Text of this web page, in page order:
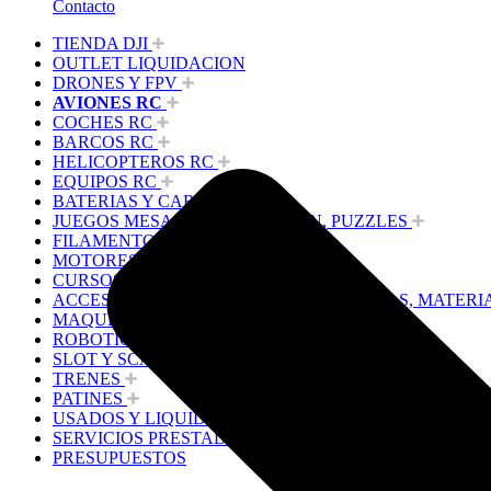
Contacto
TIENDA DJI
OUTLET LIQUIDACION
DRONES Y FPV
AVIONES RC
COCHES RC
BARCOS RC
HELICOPTEROS RC
EQUIPOS RC
BATERIAS Y CARGADORES
JUEGOS MESA, CONSTRUCCION, PUZZLES
FILAMENTO IMPRESORA 3D
MOTORES Y ACCESORIOS
CURSOS Y TALLERES
ACCESORIOS, HERRAMIENTAS, PINTURAS,
MAQUETAS ESTÁTICAS Y COLECCIÓN
ROBOTICA Y GADGETS ELECTRÓNICOS
SLOT Y SCALEXTRIC
TRENES
PATINES
USADOS Y LIQUIDACION
SERVICIOS PRESTADOS
PRESUPUESTOS